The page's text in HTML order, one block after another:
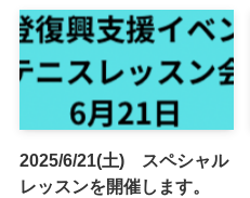
2025/6/21(土) スペシャル
レッスンを開催します。